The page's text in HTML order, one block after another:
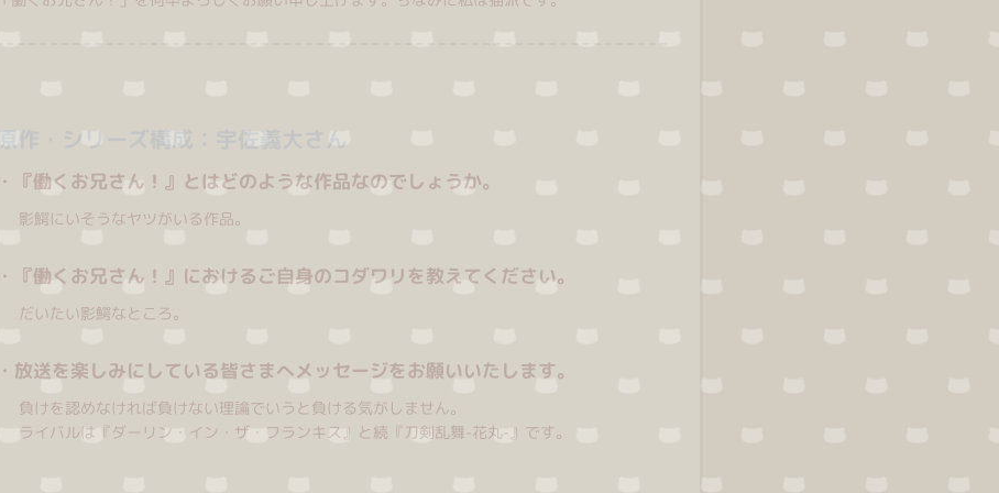
原作・シリーズ構成：宇佐義大さん
・『働くお兄さん！』とはどのような作品なのでしょうか。
影鰐にいそうなヤツがいる作品。
・『働くお兄さん！』におけるご自身のコダワリを教えてください。
だいたい影鰐なところ。
・放送を楽しみにしている皆さまへメッセージをお願いいたします。
負けを認めなければ負けない理論でいうと負ける気がしません。
ライバルは『ダーリン・イン・ザ・フランキス』と続『刀剣乱舞-花丸-』です。